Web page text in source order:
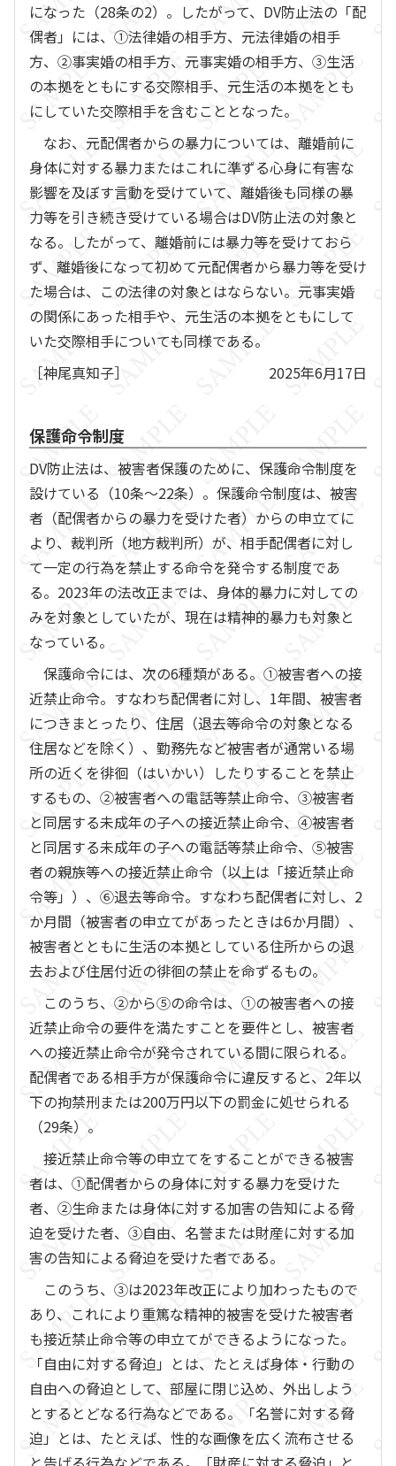
になった（28条の2）。したがって、DV防止法の「配
偶者」には、①法律婚の相手方、元法律婚の相手
方、②事実婚の相手方、元事実婚の相手方、③生活
の本拠をともにする交際相手、元生活の本拠をとも
にしていた交際相手を含むこととなった。
なお、元配偶者からの暴力については、離婚前に
身体に対する暴力またはこれに準ずる心身に有害な
影響を及ぼす言動を受けていて、離婚後も同様の暴
力等を引き続き受けている場合はDV防止法の対象と
なる。したがって、離婚前には暴力等を受けておら
ず、離婚後になって初めて元配偶者から暴力等を受け
た場合は、この法律の対象とはならない。元事実婚
の関係にあった相手や、元生活の本拠をともにして
いた交際相手についても同様である。
［神尾真知子］
2025年6月17日
保護命令制度
DV防止法は、被害者保護のために、保護命令制度を
設けている（10条～22条）。保護命令制度は、被害
者（配偶者からの暴力を受けた者）からの申立てに
より、裁判所（地方裁判所）が、相手配偶者に対し
て一定の行為を禁止する命令を発令する制度であ
る。2023年の法改正までは、身体的暴力に対しての
みを対象としていたが、現在は精神的暴力も対象と
なっている。
保護命令には、次の6種類がある。①被害者への接
近禁止命令。すなわち配偶者に対し、1年間、被害者
につきまとったり、住居（退去等命令の対象となる
住居などを除く）、勤務先など被害者が通常いる場
所の近くを徘徊（はいかい）したりすることを禁止
するもの、②被害者への電話等禁止命令、③被害者
と同居する未成年の子への接近禁止命令、④被害者
と同居する未成年の子への電話等禁止命令、⑤被害
者の親族等への接近禁止命令（以上は「接近禁止命
令等」）、⑥退去等命令。すなわち配偶者に対し、2
か月間（被害者の申立てがあったときは6か月間）、
被害者とともに生活の本拠としている住所からの退
去および住居付近の徘徊の禁止を命ずるもの。
このうち、②から⑤の命令は、①の被害者への接
近禁止命令の要件を満たすことを要件とし、被害者
への接近禁止命令が発令されている間に限られる。
配偶者である相手方が保護命令に違反すると、2年以
下の拘禁刑または200万円以下の罰金に処せられる
（29条）。
接近禁止命令等の申立てをすることができる被害
者は、①配偶者からの身体に対する暴力を受けた
者、②生命または身体に対する加害の告知による脅
迫を受けた者、③自由、名誉または財産に対する加
害の告知による脅迫を受けた者である。
このうち、③は2023年改正により加わったもので
あり、これにより重篤な精神的被害を受けた被害者
も接近禁止命令等の申立てができるようになった。
「自由に対する脅迫」とは、たとえば身体・行動の
自由への脅迫として、部屋に閉じ込め、外出しよう
とするとどなる行為などである。「名誉に対する脅
迫」とは、たとえば、性的な画像を広く流布させる